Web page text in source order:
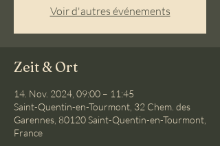
Voir d'autres événements
Zeit & Ort
14. Nov. 2024, 09:00 – 11:45
Saint-Quentin-en-Tourmont, 32 Chem. des
Garennes, 80120 Saint-Quentin-en-Tourmont,
France